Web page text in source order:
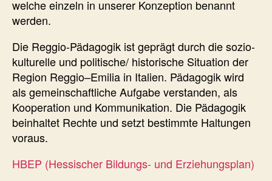
welche einzeln in unserer Konzeption benannt
werden.
Die Reggio-Pädagogik ist geprägt durch die sozio-
kulturelle und politische/ historische Situation der
Region Reggio–Emilia in Italien. Pädagogik wird
als gemeinschaftliche Aufgabe verstanden, als
Kooperation und Kommunikation. Die Pädagogik
beinhaltet Rechte und setzt bestimmte Haltungen
voraus.
HBEP (Hessischer Bildungs- und Erziehungsplan)